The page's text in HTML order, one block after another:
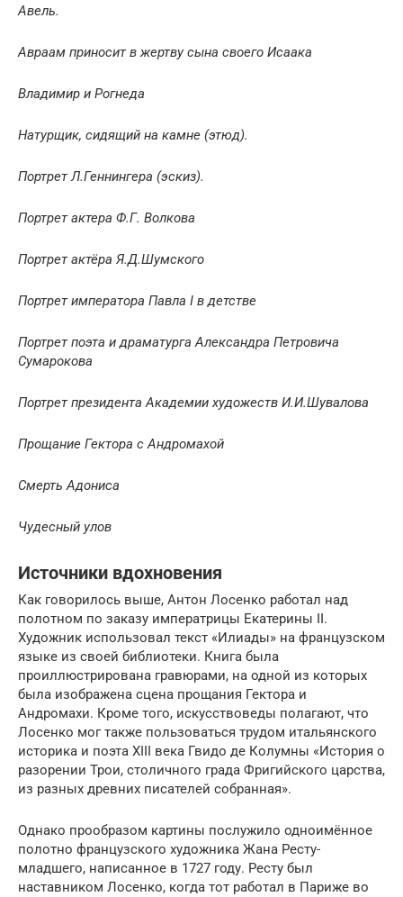
Авель.
Авраам приносит в жертву сына своего Исаака
Владимир и Рогнеда
Натурщик, сидящий на камне (этюд).
Портрет Л.Геннингера (эскиз).
Портрет актера Ф.Г. Волкова
Портрет актёра Я.Д.Шумского
Портрет императора Павла I в детстве
Портрет поэта и драматурга Александра Петровича
Сумарокова
Портрет президента Академии художеств И.И.Шувалова
Прощание Гектора с Андромахой
Смерть Адонисa
Чудесный улов
Источники вдохновения
Как говорилось выше, Антон Лосенко работал над
полотном по заказу императрицы Екатерины II.
Художник использовал текст «Илиады» на французском
языке из своей библиотеки. Книга была
проиллюстрирована гравюрами, на одной из которых
была изображена сцена прощания Гектора и
Андромахи. Кроме того, искусствоведы полагают, что
Лосенко мог также пользоваться трудом итальянского
историка и поэта XIII века Гвидо де Колумны «История о
разорении Трои, столичного града Фригийского царства,
из разных древних писателей собранная».
Однако прообразом картины послужило одноимённое
полотно французского художника Жана Ресту-
младшего, написанное в 1727 году. Ресту был
наставником Лосенко, когда тот работал в Париже во